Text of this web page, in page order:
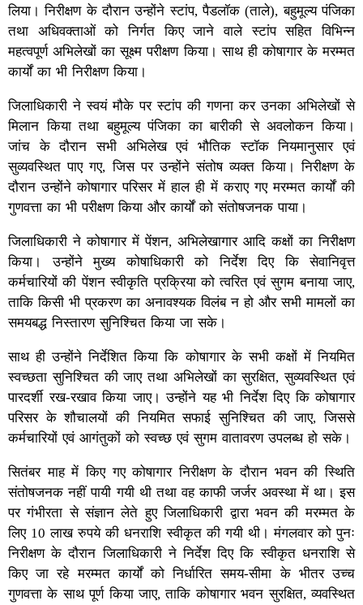
लिया। निरीक्षण के दौरान उन्होंने स्टांप, पैडलॉक (ताले), बहुमूल्य पंजिका
तथा अधिवक्ताओं को निर्गत किए जाने वाले स्टांप सहित विभिन्न
महत्वपूर्ण अभिलेखों का सूक्ष्म परीक्षण किया। साथ ही कोषागार के मरम्मत
कार्यों का भी निरीक्षण किया।
जिलाधिकारी ने स्वयं मौके पर स्टांप की गणना कर उनका अभिलेखों से
मिलान किया तथा बहुमूल्य पंजिका का बारीकी से अवलोकन किया।
जांच के दौरान सभी अभिलेख एवं भौतिक स्टॉक नियमानुसार एवं
सुव्यवस्थित पाए गए, जिस पर उन्होंने संतोष व्यक्त किया। निरीक्षण के
दौरान उन्होंने कोषागार परिसर में हाल ही में कराए गए मरम्मत कार्यों की
गुणवत्ता का भी परीक्षण किया और कार्यों को संतोषजनक पाया।
जिलाधिकारी ने कोषागार में पेंशन, अभिलेखागार आदि कक्षों का निरीक्षण
किया। उन्होंने मुख्य कोषाधिकारी को निर्देश दिए कि सेवानिवृत्त
कर्मचारियों की पेंशन स्वीकृति प्रक्रिया को त्वरित एवं सुगम बनाया जाए,
ताकि किसी भी प्रकरण का अनावश्यक विलंब न हो और सभी मामलों का
समयबद्ध निस्तारण सुनिश्चित किया जा सके।
साथ ही उन्होंने निर्देशित किया कि कोषागार के सभी कक्षों में नियमित
स्वच्छता सुनिश्चित की जाए तथा अभिलेखों का सुरक्षित, सुव्यवस्थित एवं
पारदर्शी रख-रखाव किया जाए। उन्होंने यह भी निर्देश दिए कि कोषागार
परिसर के शौचालयों की नियमित सफाई सुनिश्चित की जाए, जिससे
कर्मचारियों एवं आगंतुकों को स्वच्छ एवं सुगम वातावरण उपलब्ध हो सके।
सितंबर माह में किए गए कोषागार निरीक्षण के दौरान भवन की स्थिति
संतोषजनक नहीं पायी गयी थी तथा वह काफी जर्जर अवस्था में था। इस
पर गंभीरता से संज्ञान लेते हुए जिलाधिकारी द्वारा भवन की मरम्मत के
लिए 10 लाख रुपये की धनराशि स्वीकृत की गयी थी। मंगलवार को पुनः
निरीक्षण के दौरान जिलाधिकारी ने निर्देश दिए कि स्वीकृत धनराशि से
किए जा रहे मरम्मत कार्यों को निर्धारित समय-सीमा के भीतर उच्च
गुणवत्ता के साथ पूर्ण किया जाए, ताकि कोषागार भवन सुरक्षित, व्यवस्थित